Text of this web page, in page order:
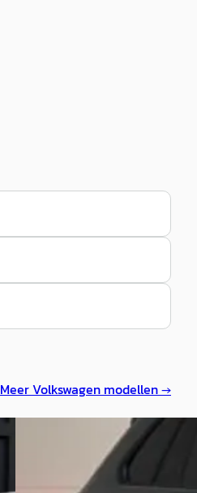
MeerVolkswagen modellen →
Volkswagen Tiguan·
1.4 TSI eHybrid Black Style R-
Sfeer Camera NAP